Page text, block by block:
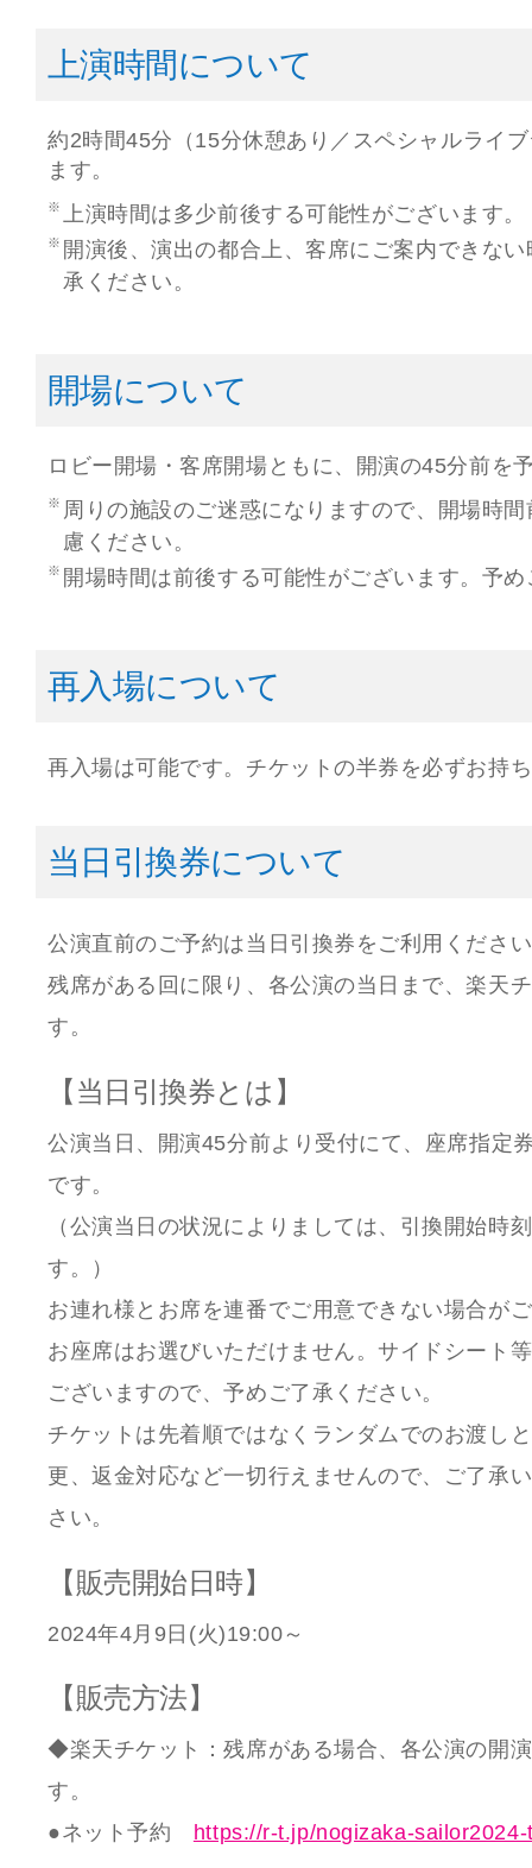
上演時間について
約2時間45分（15分休憩あり／スペシャルライ
ます。
上演時間は多少前後する可能性がございます。
開演後、演出の都合上、客席にご案内できな
承ください。
開場について
ロビー開場・客席開場ともに、開演の45分前を
周りの施設のご迷惑になりますので、開場時
慮ください。
開場時間は前後する可能性がございます。予
再入場について
再入場は可能です。チケットの半券を必ずお持
当日引換券について
公演直前のご予約は当日引換券をご利用くださ
残席がある回に限り、各公演の当日まで、楽天
す。
【当日引換券とは】
公演当日、開演45分前より受付にて、座席指定
です。
（公演当日の状況によりましては、引換開始時
す。）
お連れ様とお席を連番でご用意できない場合が
お座席はお選びいただけません。サイドシート
ございますので、予めご了承ください。
チケットは先着順ではなくランダムでのお渡し
更、返金対応など一切行えませんので、ご了承
さい。
【販売開始日時】
2024年4月9日(火)19:00～
【販売方法】
◆楽天チケット：残席がある場合、各公演の開
す。
●ネット予約 https://r-t.jp/nogizaka-